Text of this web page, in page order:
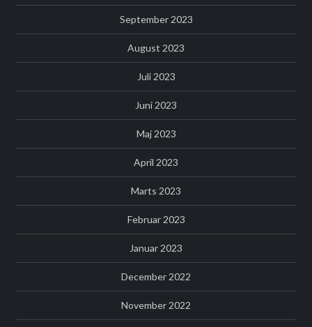
September 2023
August 2023
Juli 2023
Juni 2023
Maj 2023
April 2023
Marts 2023
Februar 2023
Januar 2023
December 2022
November 2022